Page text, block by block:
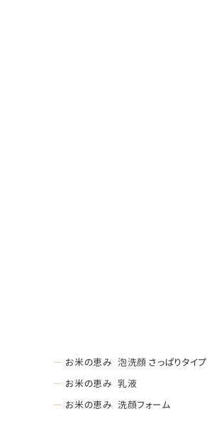
― お米の恵み 泡洗顔 さっぱりタイプ
― お米の恵み 乳液
― お米の恵み 洗顔フォーム